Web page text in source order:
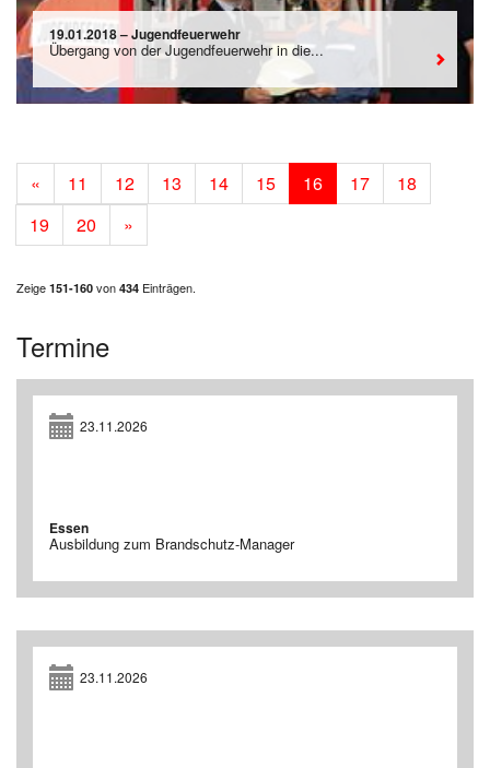
19.01.2018 – Jugendfeuerwehr
Übergang von der Jugendfeuerwehr in die...
« 11 12 13 14 15 16 17
18
19
20 »
Zeige 151-160 von 434 Einträgen.
Termine
23.11.2026
Essen
Ausbildung zum Brandschutz-Manager
23.11.2026